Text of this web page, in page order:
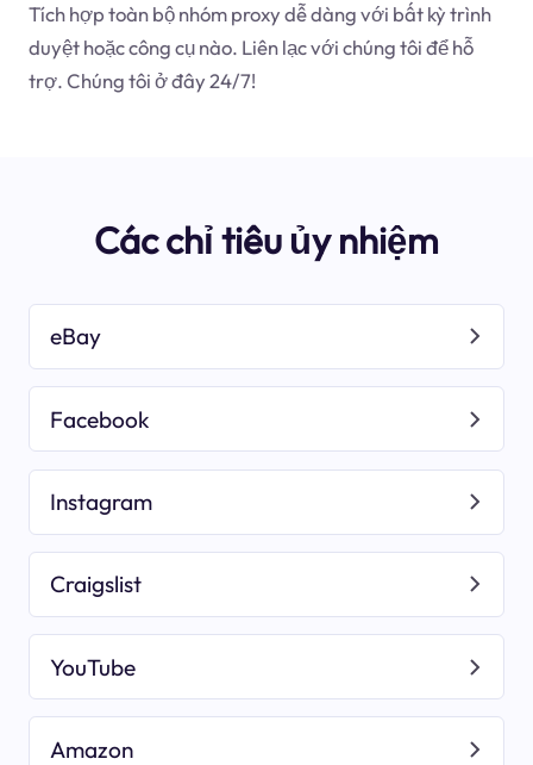
Tích hợp toàn bộ nhóm proxy dễ dàng với bất kỳ trình
duyệt hoặc công cụ nào. Liên lạc với chúng tôi để hỗ
trợ. Chúng tôi ở đây 24/7!
Các chỉ tiêu ủy nhiệm
eBay
Facebook
Instagram
Craigslist
YouTube
Amazon